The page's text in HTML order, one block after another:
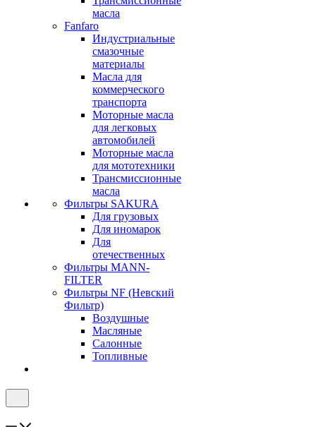
масла
Fanfaro
Индустриальные
смазочные
материалы
Масла для
коммерческого
транспорта
Моторные масла
для легковых
автомобилей
Моторные масла
для мототехники
Трансмиссионные
масла
Фильтры SAKURA
Для грузовых
Для иномарок
Для
отечественных
Фильтры MANN-
FILTER
Фильтры NF (Невский
Фильтр)
Воздушные
Масляные
Салонные
Топливные